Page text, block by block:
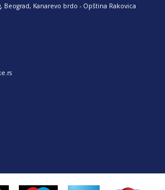
Beograd, Kanarevo brdo - Opština Rakovica